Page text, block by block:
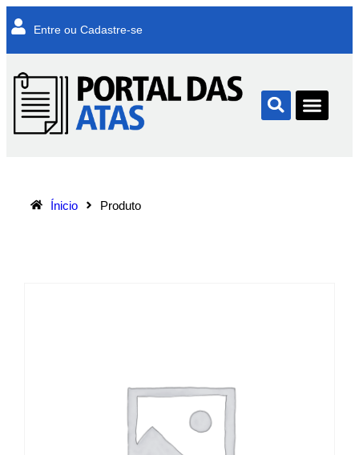
Entre ou Cadastre-se
Ínicio Produto